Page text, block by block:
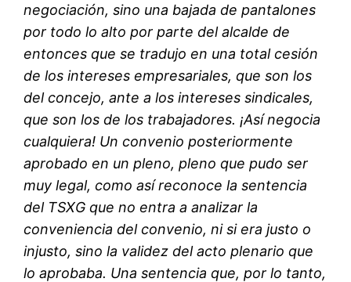
negociación, sino una bajada de pantalones
por todo lo alto por parte del alcalde de
entonces que se tradujo en una total cesión
de los intereses empresariales, que son los
del concejo, ante a los intereses sindicales,
que son los de los trabajadores. ¡Así negocia
cualquiera! Un convenio posteriormente
aprobado en un pleno, pleno que pudo ser
muy legal, como así reconoce la sentencia
del TSXG que no entra a analizar la
conveniencia del convenio, ni si era justo o
injusto, sino la validez del acto plenario que
lo aprobaba. Una sentencia que, por lo tanto,